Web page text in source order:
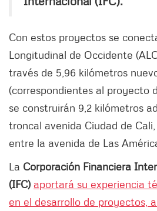
Con estos proyectos se
Longitudinal de Occidente
través de 5,96 kilómetros
(correspondientes al proyecto
se construirán 9,2 kilómetros
troncal avenida Ciudad de
entre la avenida de Las
La Corporación Financiera
(IFC) aportará su experiencia
en el desarrollo de proyectos,